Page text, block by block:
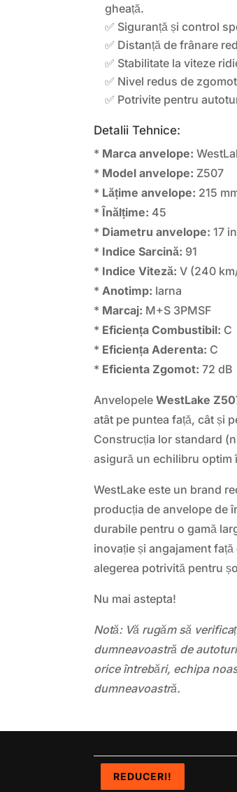
gheață.
✅ Siguranță și control
✅ Distanță de frânare
✅ Stabilitate la viteze
✅ Nivel redus de
✅ Potrivite pentru
Detalii Tehnice:
* Marca anvelope:
* Model anvelope: Z507
* Lățime anvelope: 215
*Înălțime: 45
* Diametru anvelope: 17
* Indice Sarcină: 91
* Indice Viteză: V (240
* Anotimp: Iarna
* Marcaj: M+S 3PMSF
* Eficiența Combustibil: C
* Eficiența Aderenta: C
* Eficienta Zgomot: 72 dB
AnvelopeleWestLake
atât pe puntea față, cât și
Construcția lor standard
asigură un echilibru
WestLake este un brand
producția de anvelope de
durabile pentru o gamă
inovație și angajament
alegerea potrivită pentru
Nu mai astepta!
Notă: Vă rugăm să
dumneavoastră de
orice întrebări, echipa
dumneavoastră.
REDUCERI!
REDUCERI!
REDUCERI!
REDUCERI!